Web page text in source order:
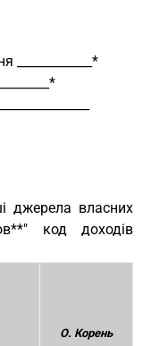
____________*
джерела власних
код доходів
О. Корень